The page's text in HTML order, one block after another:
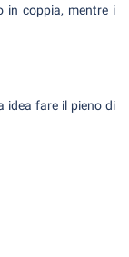
in coppia, mentre i
idea fare il pieno di